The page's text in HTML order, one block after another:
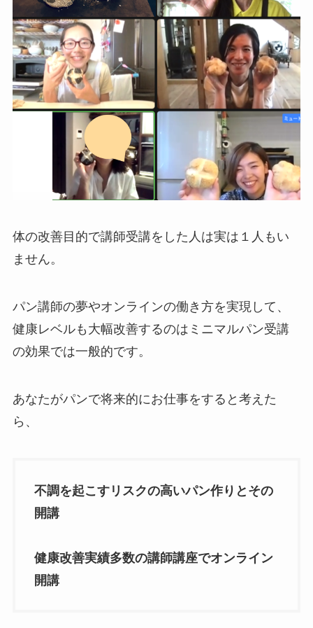
体の改善目的で講師受講をした人は実は１人もい
ません。
パン講師の夢やオンラインの働き方を実現して、
健康レベルも大幅改善するのはミニマルパン受講
の効果では一般的です。
あなたがパンで将来的にお仕事をすると考えた
ら、
不調を起こすリスクの高いパン作りとその
開講
健康改善実績多数の講師講座でオンライン
開講